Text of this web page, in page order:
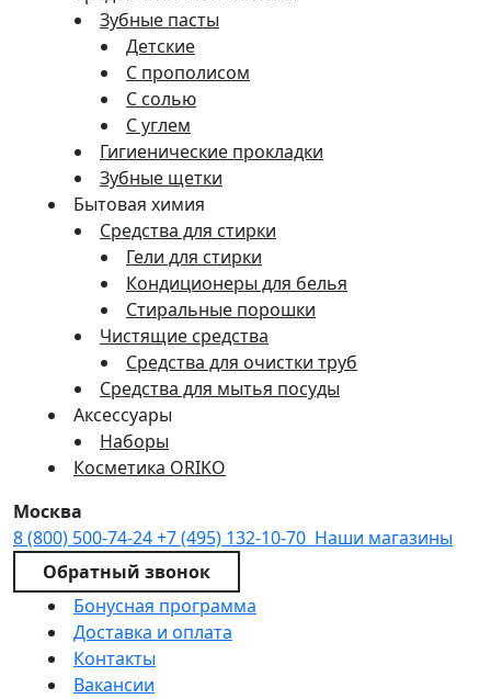
Зубные пасты
Детские
С прополисом
С солью
С углем
Гигиенические прокладки
Зубные щетки
Бытовая химия
Средства для стирки
Гели для стирки
Кондиционеры для белья
Стиральные порошки
Чистящие средства
Средства для очистки труб
Средства для мытья посуды
Аксессуары
Наборы
Косметика ORIKO
Москва
8 (800) 500-74-24+7 (495) 132-10-70 Наши магазины
Обратный звонок
Бонусная программа
Доставка и оплата
Контакты
Вакансии